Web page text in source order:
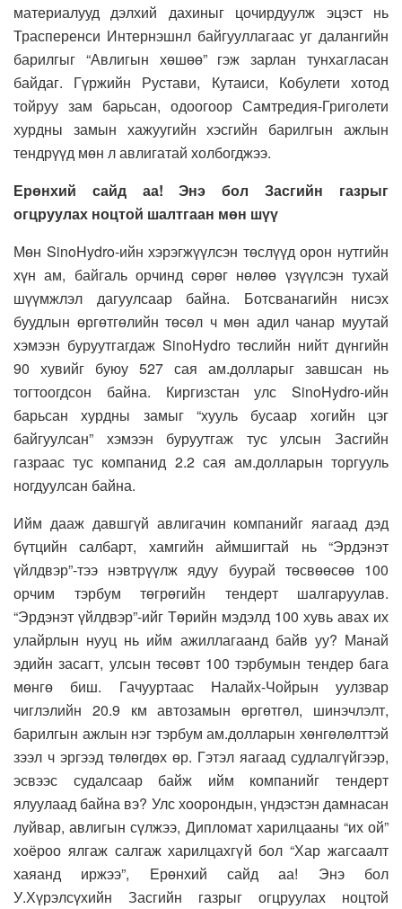
материалууд дэлхий дахиныг цочирдуулж эцэст нь
Трасперенси Интернэшнл байгууллагаас уг далангийн
барилгыг “Авлигын хөшөө” гэж зарлан тунхагласан
байдаг. Гүржийн Рустави, Кутаиси, Кобулети хотод
тойруу зам барьсан, одоогоор Самтредия-Григолети
хурдны замын хажуугийн хэсгийн барилгын ажлын
тендрүүд мөн л авлигатай холбогджээ.
Ерөнхий сайд аа! Энэ бол Засгийн газрыг
огцруулах ноцтой шалтгаан мөн шүү
Мөн SinoHydro-ийн хэрэгжүүлсэн төслүүд орон нутгийн
хүн ам, байгаль орчинд сөрөг нөлөө үзүүлсэн тухай
шүүмжлэл дагуулсаар байна. Ботсванагийн нисэх
буудлын өргөтгөлийн төсөл ч мөн адил чанар муутай
хэмээн буруутгагдаж SinoHydro төслийн нийт дүнгийн
90 хувийг буюу 527 сая ам.долларыг завшсан нь
тогтоогдсон байна. Киргизстан улс SinoHydro-ийн
барьсан хурдны замыг “хууль бусаар хогийн цэг
байгуулсан” хэмээн буруутгаж тус улсын Засгийн
газраас тус компанид 2.2 сая ам.долларын торгууль
ногдуулсан байна.
Ийм дааж давшгүй авлигачин компанийг яагаад дэд
бүтцийн салбарт, хамгийн аймшигтай нь “Эрдэнэт
үйлдвэр”-тээ нэвтрүүлж ядуу буурай төсвөөсөө 100
орчим тэрбум төгрөгийн тендерт шалгаруулав.
“Эрдэнэт үйлдвэр”-ийг Төрийн мэдэлд 100 хувь авах их
улайрлын нууц нь ийм ажиллагаанд байв уу? Манай
эдийн засагт, улсын төсөвт 100 тэрбумын тендер бага
мөнгө биш. Гачууртаас Налайх-Чойрын уулзвар
чиглэлийн 20.9 км автозамын өргөтгөл, шинэчлэлт,
барилгын ажлын нэг тэрбум ам.долларын хөнгөлөлттэй
зээл ч эргээд төлөгдөх өр. Гэтэл яагаад судлалгүйгээр,
эсвээс судалсаар байж ийм компанийг тендерт
ялуулаад байна вэ? Улс хоорондын, үндэстэн дамнасан
луйвар, авлигын сүлжээ, Дипломат харилцааны “их ой”
хоёроо ялгаж салгаж харилцахгүй бол “Хар жагсаалт
хаяанд иржээ”, Ерөнхий сайд аа! Энэ бол
У.Хүрэлсүхийн Засгийн газрыг огцруулах ноцтой